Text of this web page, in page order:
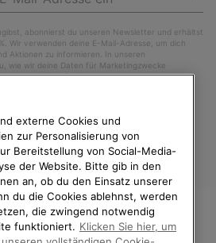
abonnierst du unseren Newsletter und erhältst
Wir verwenden deine E-Mail-Adresse, um dich
Aktionen zu informieren. In unseren
wie wir deine Daten für Marketingzwecke
widerrufen kannst.
BEI SOREL.
externe Cookies und
zur Personalisierung von
Bereitstellung von Social-Media-
der Website. Bitte gib in den
an, ob du den Einsatz unserer
du die Cookies ablehnst, werden
die zwingend notwendig
funktioniert. Klicken Sie hier, um